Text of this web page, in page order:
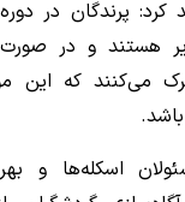
کرد: پرندگان در
هستند و در
می‌کنند که این
اسکله‌ها و